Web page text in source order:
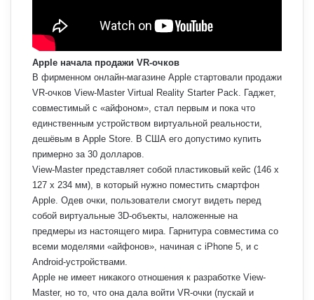
Apple начала продажи VR-очков
В фирменном онлайн-магазине Apple стартовали продажи
VR-очков View-Master Virtual Reality Starter Pack. Гаджет,
совместимый с «айфоном», стал первым и пока что
единственным устройством виртуальной реальности,
дешёвым в Apple Store. В США его допустимо купить
примерно за 30 долларов.
View-Master представляет собой пластиковый кейс (146 х
127 х 234 мм), в который нужно поместить смартфон
Apple. Одев очки, пользователи смогут видеть перед
собой виртуальные 3D-объекты, наложенные на
предмеры из настоящего мира. Гарнитура совместима со
всеми моделями «айфонов», начиная с iPhone 5, и с
Android-устройствами.
Apple не имеет никакого отношения к разработке View-
Master, но то, что она дала войти VR-очки (пускай и